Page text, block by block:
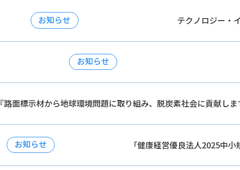
お知らせ テクノロジー・
お知らせ
『路面標示材から地球環境問題に取り組み、脱炭素社会に貢献し
お知らせ 「健康経営優良法人2025中